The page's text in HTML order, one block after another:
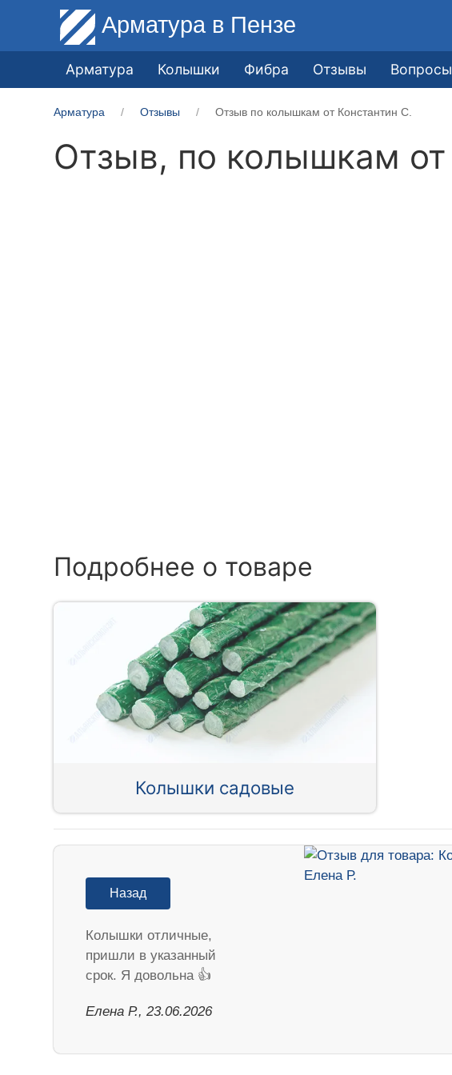
Арматура в Пензе
Арматура Колышки Фибра Отзывы Вопросы
Арматура Отзывы Отзыв по колышкам от Константин С.
Отзыв, по колышкам от
Подробнее о товаре
Колышки садовые
Назад
Колышки отличные,
пришли в указанный
срок. Я довольна 👍
Елена Р., 23.06.2026